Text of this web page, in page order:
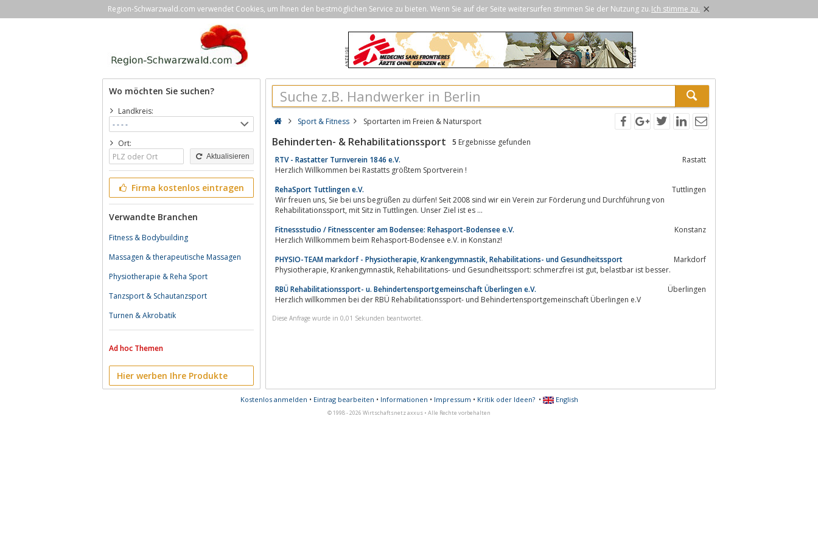
Region-Schwarzwald.com verwendet Cookies, um Ihnen den bestmöglichen Service zu bieten. Wenn Sie auf der Seite weitersurfen stimmen Sie der Nutzung zu.Ich stimme zu. ×
Wo möchten Sie suchen?
Landkreis:
Ort:
Aktualisieren
Firma kostenlos eintragen
Verwandte Branchen
Fitness & Bodybuilding
Massagen & therapeutische Massagen
Physiotherapie & Reha Sport
Tanzsport & Schautanzsport
Turnen & Akrobatik
Ad hoc Themen
Hier werben Ihre Produkte
Sport & Fitness Sportarten im Freien & Natursport
Behinderten- & Rehabilitationssport 5 Ergebnisse gefunden
RTV - Rastatter Turnverein 1846 e.V.
Rastatt
Herzlich Willkommen bei Rastatts größtem Sportverein !
RehaSport Tuttlingen e.V.
Tuttlingen
Wir freuen uns, Sie bei uns begrüßen zu dürfen! Seit 2008 sind wir ein Verein zur Förderung und Durchführung von
Rehabilitationssport, mit Sitz in Tuttlingen. Unser Ziel ist es ...
Fitnessstudio / Fitnesscenter am Bodensee: Rehasport-Bodensee e.V.
Konstanz
Herzlich Willkommem beim Rehasport-Bodensee e.V. in Konstanz!
PHYSIO-TEAM markdorf - Physiotherapie, Krankengymnastik, Rehabilitations- und Gesundheitssport
Markdorf
Physiotherapie, Krankengymnastik, Rehabilitations- und Gesundheitssport: schmerzfrei ist gut, belastbar ist besser.
RBÜ Rehabilitationssport- u. Behindertensportgemeinschaft Überlingen e.V.
Überlingen
Herzlich willkommen bei der RBÜ Rehabilitationssport- und Behindertensportgemeinschaft Überlingen e.V
Diese Anfrage wurde in 0,01 Sekunden beantwortet.
Kostenlos anmelden • Eintrag bearbeiten • Informationen • Impressum • Kritik oder Ideen?• English
© 1998 - 2026 Wirtschaftsnetz axxus • Alle Rechte vorbehalten